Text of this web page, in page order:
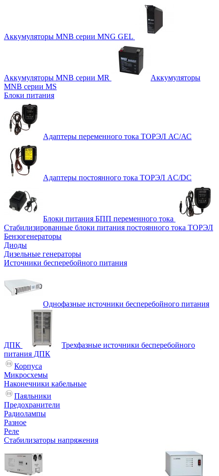
Аккумуляторы MNB серии MNG GEL
Аккумуляторы MNB серии MR
Аккумуляторы
MNB серии MS
Блоки питания
Адаптеры переменного тока ТОРЭЛ АС/АС
Адаптеры постоянного тока ТОРЭЛ AC/DC
Блоки питания БПП переменного тока
Стабилизированные блоки питания постоянного тока ТОРЭЛ
Бензогенераторы
Диоды
Дизельные генераторы
Источники бесперебойного питания
Однофазные источники бесперебойного питания
ДПК
Трехфазные источники бесперебойного
питания ДПК
Корпуса
Микросхемы
Наконечники кабельные
Паяльники
Предохранители
Радиолампы
Разное
Реле
Стабилизаторы напряжения